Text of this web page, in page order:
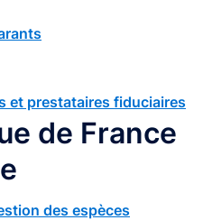
et prestataires fiduciaires
de France
des espèces